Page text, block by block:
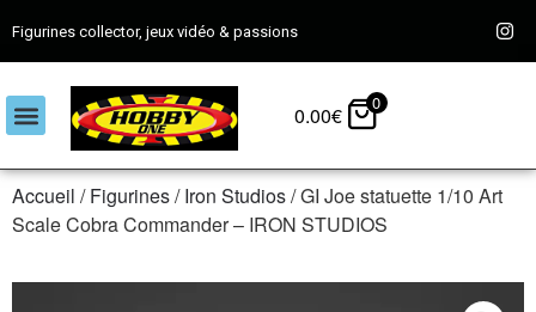
Figurines collector, jeux vidéo & passions
0.00€ 0
Accueil /Figurines/Iron Studios/ GI Joe statuette 1/10 Art
Scale Cobra Commander – IRON STUDIOS